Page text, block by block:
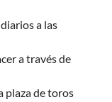
a las
a través de
plaza de toros